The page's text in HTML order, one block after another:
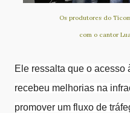
Os produtores do
com o cantor
Ele ressalta que o acesso
recebeu melhorias na
promover um fluxo de